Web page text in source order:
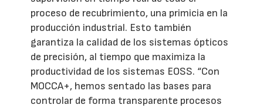
proceso de recubrimiento, una primicia en la
producción industrial. Esto también
garantiza la calidad de los sistemas ópticos
de precisión, al tiempo que maximiza la
productividad de los sistemas EOSS. “Con
MOCCA+, hemos sentado las bases para
controlar de forma transparente procesos